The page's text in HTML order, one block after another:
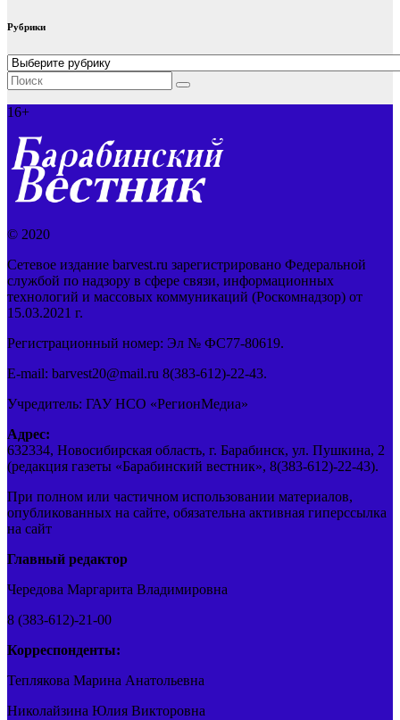
Рубрики
Рубрики
16+
© 2020
Сетевое издание barvest.ru зарегистрировано Федеральной
службой по надзору в сфере связи, информационных
технологий и массовых коммуникаций (Роскомнадзор) от
15.03.2021 г.
Регистрационный номер: Эл № ФС77-80619.
E-mail: barvest20@mail.ru 8(383-612)-22-43.
Учредитель: ГАУ НСО «РегионМедиа»
Адрес:
632334, Новосибирская область, г. Барабинск, ул. Пушкина, 2
(редакция газеты «Барабинский вестник», 8(383-612)-22-43).
При полном или частичном использовании материалов,
опубликованных на сайте, обязательна активная гиперссылка
на сайт
Главный редактор
Чередова Маргарита Владимировна
8 (383-612)-21-00
Корреспонденты:
Теплякова Марина Анатольевна
Николайзина Юлия Викторовна